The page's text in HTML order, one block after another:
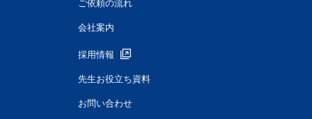
ご依頼の流れ
会社案内
採用情報
先生お役立ち資料
お問い合わせ